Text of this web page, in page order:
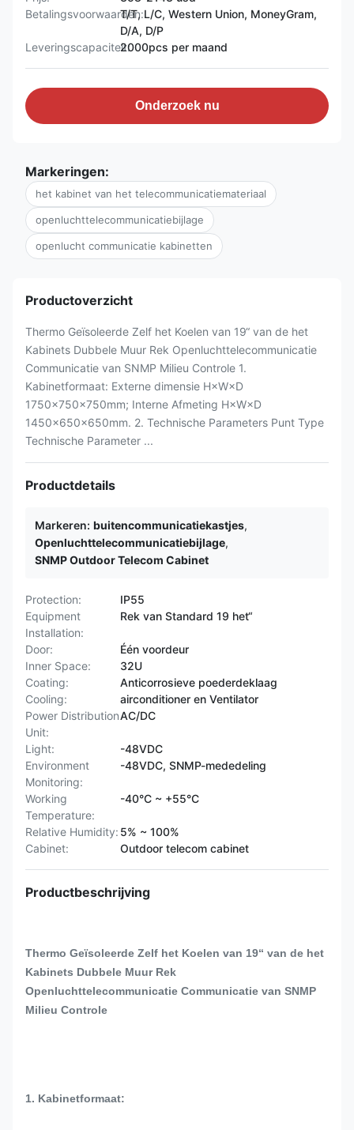
Betalingsvoorwaarden:T/T, L/C, Western Union, MoneyGram,
D/A, D/P
Leveringscapaciteit:2000pcs per maand
Onderzoek nu
Markeringen:
het kabinet van het telecommunicatiemateriaal
openluchttelecommunicatiebijlage
openlucht communicatie kabinetten
Productoverzicht
Thermo Geïsoleerde Zelf het Koelen van 19“ van de het
Kabinets Dubbele Muur Rek Openluchttelecommunicatie
Communicatie van SNMP Milieu Controle 1.
Kabinetformaat: Externe dimensie H×W×D
1750×750×750mm; Interne Afmeting H×W×D
1450×650×650mm. 2. Technische Parameters Punt Type
Technische Parameter ...
Productdetails
Markeren: buitencommunicatiekastjes,
Openluchttelecommunicatiebijlage,
SNMP Outdoor Telecom Cabinet
Protection:
IP55
Equipment
Installation:
Rek van Standard 19 het“
Door:
Één voordeur
Inner Space:
32U
Coating:
Anticorrosieve poederdeklaag
Cooling:
airconditioner en Ventilator
Power Distribution
Unit:
AC/DC
Light:
-48VDC
Environment
Monitoring:
-48VDC, SNMP-mededeling
Working
Temperature:
-40°C ~ +55°C
Relative Humidity: 5% ~ 100%
Cabinet:
Outdoor telecom cabinet
Productbeschrijving
Thermo Geïsoleerde Zelf het Koelen van 19“ van de het
Kabinets Dubbele Muur Rek
Openluchttelecommunicatie Communicatie van SNMP
Milieu Controle
1. Kabinetformaat: